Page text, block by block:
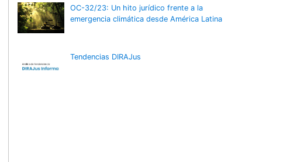
OC-32/23: Un hito jurídico frente a la
emergencia climática desde América Latina
Tendencias DIRAJus